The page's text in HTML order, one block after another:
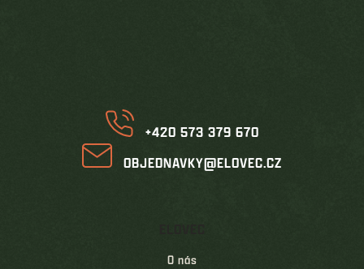
+420 573 379 670
OBJEDNAVKY@ELOVEC.CZ
O nás